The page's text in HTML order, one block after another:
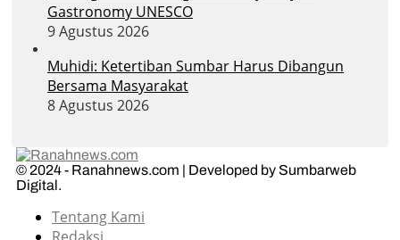
Gastronomy UNESCO
9 Agustus 2026
Muhidi: Ketertiban Sumbar Harus Dibangun
Bersama Masyarakat
8 Agustus 2026
© 2024 - Ranahnews.com | Developed by Sumbarweb
Digital.
Tentang Kami